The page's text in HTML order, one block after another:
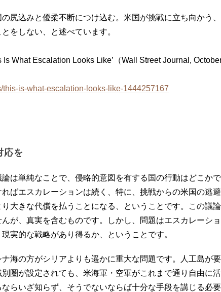
尻込みと優柔不断につけ込む。米国が挑戦に立ち向かう、
をしない、と述べています。
Is What Escalation Looks Like’（Wall Street Journal,
this-is-what-escalation-looks-like-1444257167
応を
は単純なことで、侵略的意図を有する国の行動はどこか
ばエスカレーションは続く、特に、挑戦からの米国の逃
大きな代償を払うことになる、ということです。この議
が、真実を含むものです。しかし、問題はエスカレーシ
実的な戦略があり得るか、ということです。
海の方がシリアよりも遥かに重大な問題です。人工島が
圏が設定されても、米海軍・空軍がこれまで通り自由に
らいざ知らず、そうでないならば十分な手段を講じる必